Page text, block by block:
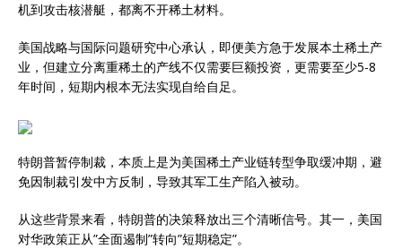
机到攻击核潜艇，都离不开稀土材料。
美国战略与国际问题研究中心承认，即便美方急于发展本土稀土产
业，但建立分离重稀土的产线不仅需要巨额投资，更需要至少5-8
年时间，短期内根本无法实现自给自足。
特朗普暂停制裁，本质上是为美国稀土产业链转型争取缓冲期，避
免因制裁引发中方反制，导致其军工生产陷入被动。
从这些背景来看，特朗普的决策释放出三个清晰信号。其一，美国
对华政策正从”全面遏制”转向”短期稳定”。